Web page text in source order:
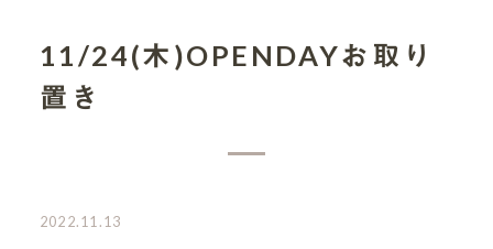
11/24(木)OPENDAYお取り
置き
2022.11.13